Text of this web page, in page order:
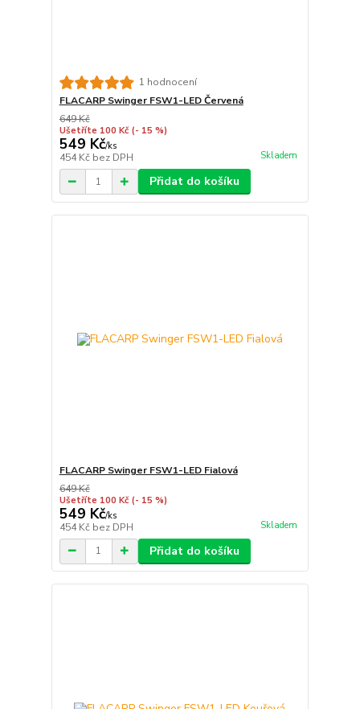
1 hodnocení
FLACARP Swinger FSW1-LED Červená
649 Kč
Ušetříte 100 Kč (- 15 %)
549 Kč/ks
454 Kč bez DPH Skladem
Přidat do košíku
FLACARP Swinger FSW1-LED Fialová
649 Kč
Ušetříte 100 Kč (- 15 %)
549 Kč/ks
454 Kč bez DPH Skladem
Přidat do košíku